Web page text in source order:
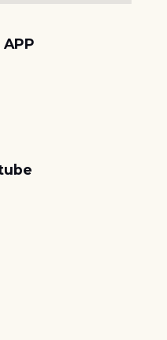
APP